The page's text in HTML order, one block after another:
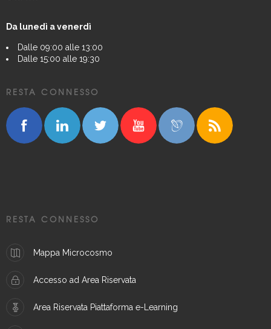
Da lunedì a venerdì
Dalle 09:00 alle 13:00
Dalle 15:00 alle 19:30
RESTA CONNESSO
RESTA CONNESSO
Mappa Microcosmo
Accesso ad Area Riservata
Area Riservata Piattaforma e-Learning